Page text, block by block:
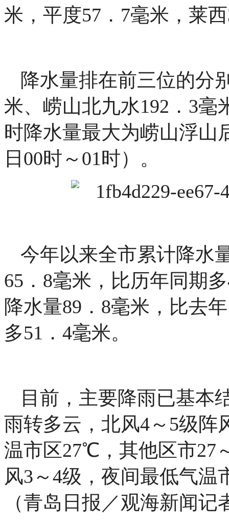
米，平度57．7毫米，莱
降水量排在前三位的分
米、崂山北九水192．3毫
时降水量最大为崂山浮山
日00时～01时）。
今年以来全市累计降水
65．8毫米，比历年同期
降水量89．8毫米，比去
多51．4毫米。
目前，主要降雨已基本
雨转多云，北风4～5级阵
温市区27℃，其他区市27
风3～4级，夜间最低气
（青岛日报／观海新闻记